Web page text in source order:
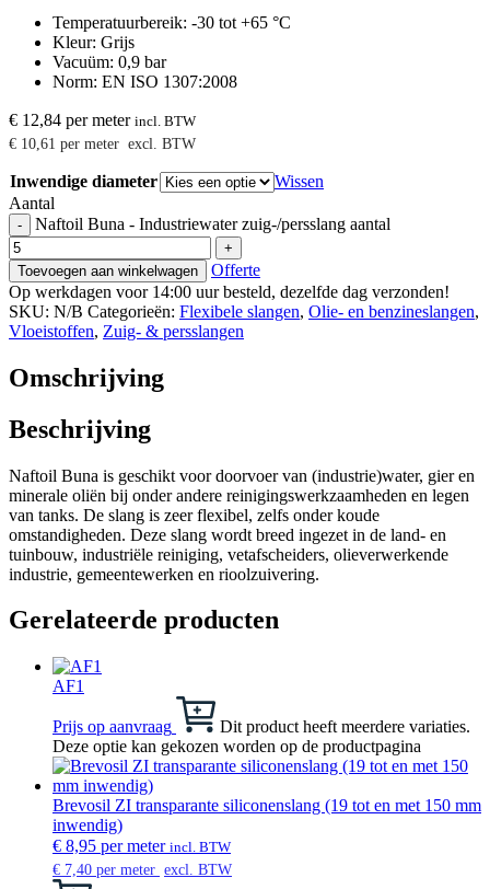
Temperatuurbereik: -30 tot +65 °C
Kleur: Grijs
Vacuüm: 0,9 bar
Norm: EN ISO 1307:2008
€ 12,84 per meter incl. BTW
€ 10,61 per meter excl. BTW
Inwendige diameter
Wissen
Aantal
- Naftoil Buna - Industriewater zuig-/persslang aantal
+
Toevoegen aan winkelwagen
Offerte
Op werkdagen voor 14:00 uur besteld, dezelfde dag verzonden!
SKU: N/B Categorieën: Flexibele slangen, Olie- en benzineslangen,
Vloeistoffen, Zuig- & persslangen
Omschrijving
Beschrijving
Naftoil Buna is geschikt voor doorvoer van (industrie)water, gier en
minerale oliën bij onder andere reinigingswerkzaamheden en legen
van tanks. De slang is zeer flexibel, zelfs onder koude
omstandigheden. Deze slang wordt breed ingezet in de land- en
tuinbouw, industriële reiniging, vetafscheiders, olieverwerkende
industrie, gemeentewerken en rioolzuivering.
Gerelateerde producten
AF1
Prijs op aanvraag
Dit product heeft meerdere variaties.
Deze optie kan gekozen worden op de productpagina
Brevosil ZI transparante siliconenslang (19 tot en met 150 mm
inwendig)
€ 8,95 per meter incl. BTW
€ 7,40 per meter excl. BTW